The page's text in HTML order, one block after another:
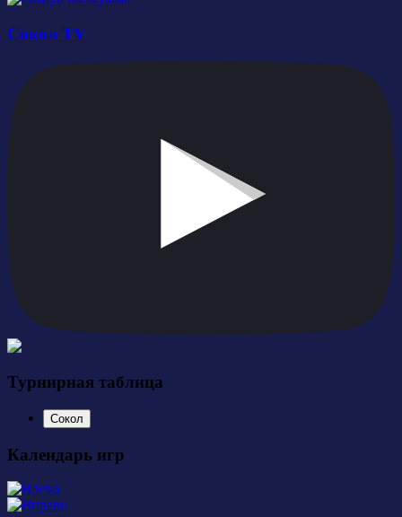
Сокол TV
Турнирная таблица
Сокол
Календарь игр